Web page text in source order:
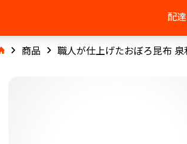
配
商品 職人が仕上げたおぼろ昆布